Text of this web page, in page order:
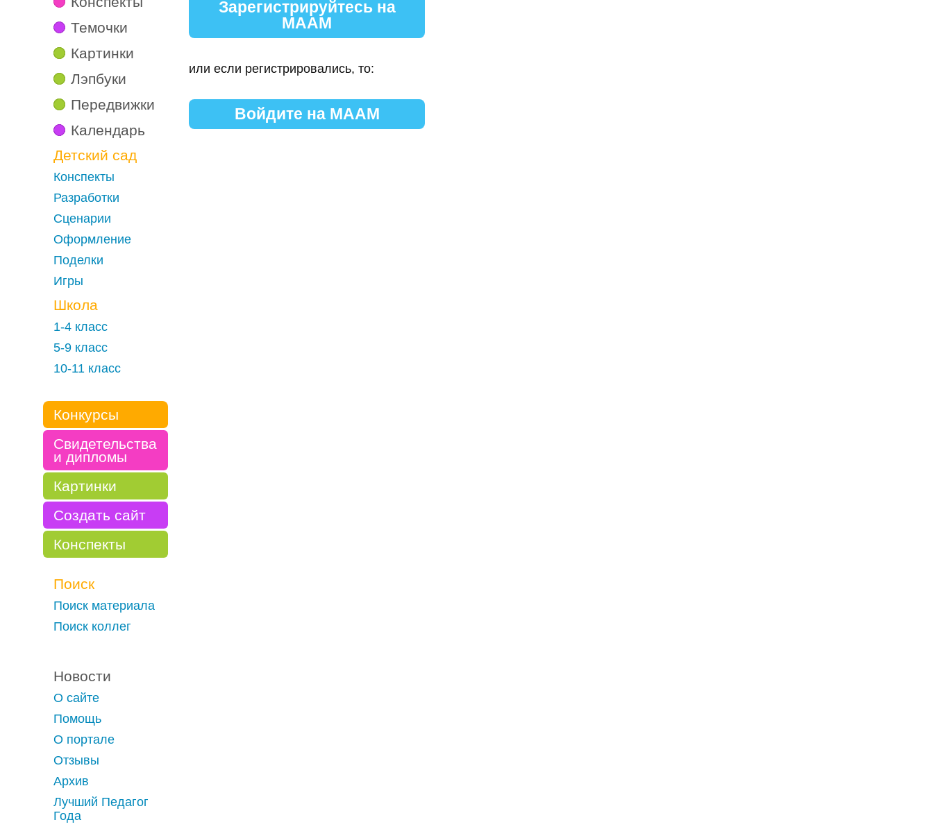
Темочки
Картинки
Лэпбуки
Передвижки
Календарь
Детский сад
Конспекты
Разработки
Сценарии
Оформление
Поделки
Игры
Школа
1-4 класс
5-9 класс
10-11 класс
Конкурсы
Свидетельства
и дипломы
Картинки
Создать сайт
Конспекты
Поиск
Поиск материала
Поиск коллег
Новости
О сайте
Помощь
О портале
Отзывы
Архив
Лучший Педагог
Года
Зарегистрируйтесь на
МААМ
или если регистрировались, то:
Войдите на МААМ